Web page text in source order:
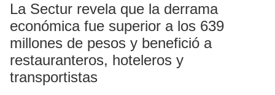
La Sectur revela que la derrama
económica fue superior a los 639
millones de pesos y benefició a
restauranteros, hoteleros y
transportistas